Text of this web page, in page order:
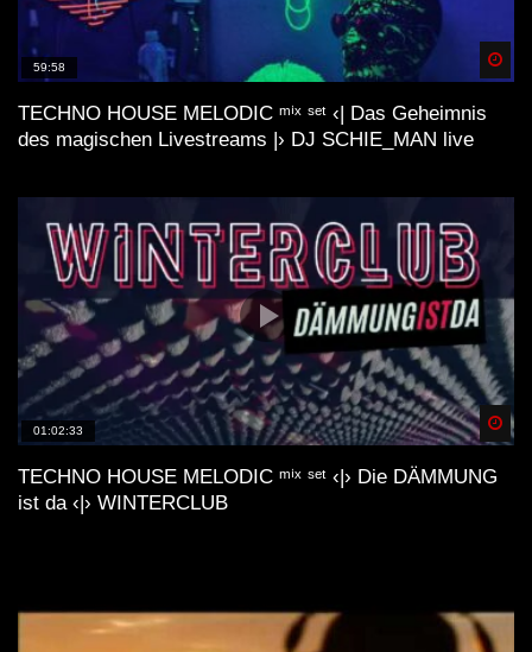
59:58
TECHNO HOUSE MELODIC ᵐⁱˣ ˢᵉᵗ ‹| Das Geheimnis
des magischen Livestreams |› DJ SCHIE_MAN live
01:02:33
TECHNO HOUSE MELODIC ᵐⁱˣ ˢᵉᵗ ‹|› Die DÄMMUNG
ist da ‹|› WINTERCLUB